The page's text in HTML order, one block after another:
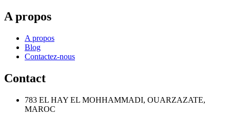
A propos
A propos
Blog
Contactez-nous
Contact
783 EL HAY EL MOHHAMMADI, OUARZAZATE,
MAROC